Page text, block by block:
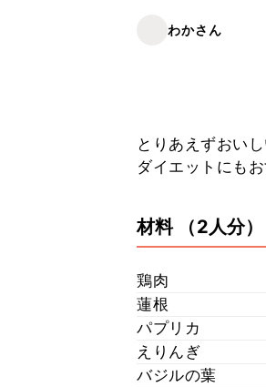
わかさん
とりあえずおい
ダイエットにも
材料 （2人分）
鶏肉
蓮根
パプリカ
えりんぎ
バジルの葉